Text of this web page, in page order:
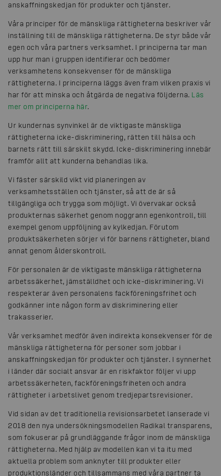
anskaffningskedjan för produkter och tjänster.
Våra principer för de mänskliga rättigheterna beskriver vår
inställning till de mänskliga rättigheterna. De styr både vår
egen och våra partners verksamhet. I principerna tar man
upp hur man i gruppen identifierar och bedömer
verksamhetens konsekvenser för de mänskliga
rättigheterna. I principerna läggs även fram vilken praxis vi
har för att minska och åtgärda de negativa följderna. Läs
mer om principerna här.
Ur kundernas synvinkel är de viktigaste mänskliga
rättigheterna icke-diskriminering, rätten till hälsa och
barnets rätt till särskilt skydd. Icke-diskriminering innebär
framför allt att kunderna behandlas lika.
Vi fäster särskild vikt vid planeringen av
verksamhetsställen och tjänster, så att de är så
tillgängliga och trygga som möjligt. Vi övervakar också
produkternas säkerhet genom noggrann egenkontroll, till
exempel genom uppföljning av kylkedjan. Förutom
produktsäkerheten sörjer vi för barnens rättigheter, bland
annat genom ålderskontroll.
För personalen är de viktigaste mänskliga rättigheterna
arbetssäkerhet, jämställdhet och icke-diskriminering. Vi
respekterar även personalens fackföreningsfrihet och
godkänner inte någon form av diskriminering eller
trakasserier.
Vår verksamhet medför även indirekta konsekvenser för de
mänskliga rättigheterna för personer som jobbar i
anskaffningskedjan för produkter och tjänster. I synnerhet
i länder där socialt ansvar är en riskfaktor följer vi upp
arbetssäkerheten, fackföreningsfriheten och andra
rättigheter i arbetslivet genom tredjepartsrevisioner.
Vid sidan av det traditionella revisionsarbetet lanserade vi
2018 den nya undersökningsmodellen Radikal transparens,
som fokuserar på grundläggande frågor inom de mänskliga
rättigheterna. Med hjälp av modellen kan vi ta itu med
aktuella problem som anknyter till produkter eller
produktionsländer och tillsammans med våra partner ta